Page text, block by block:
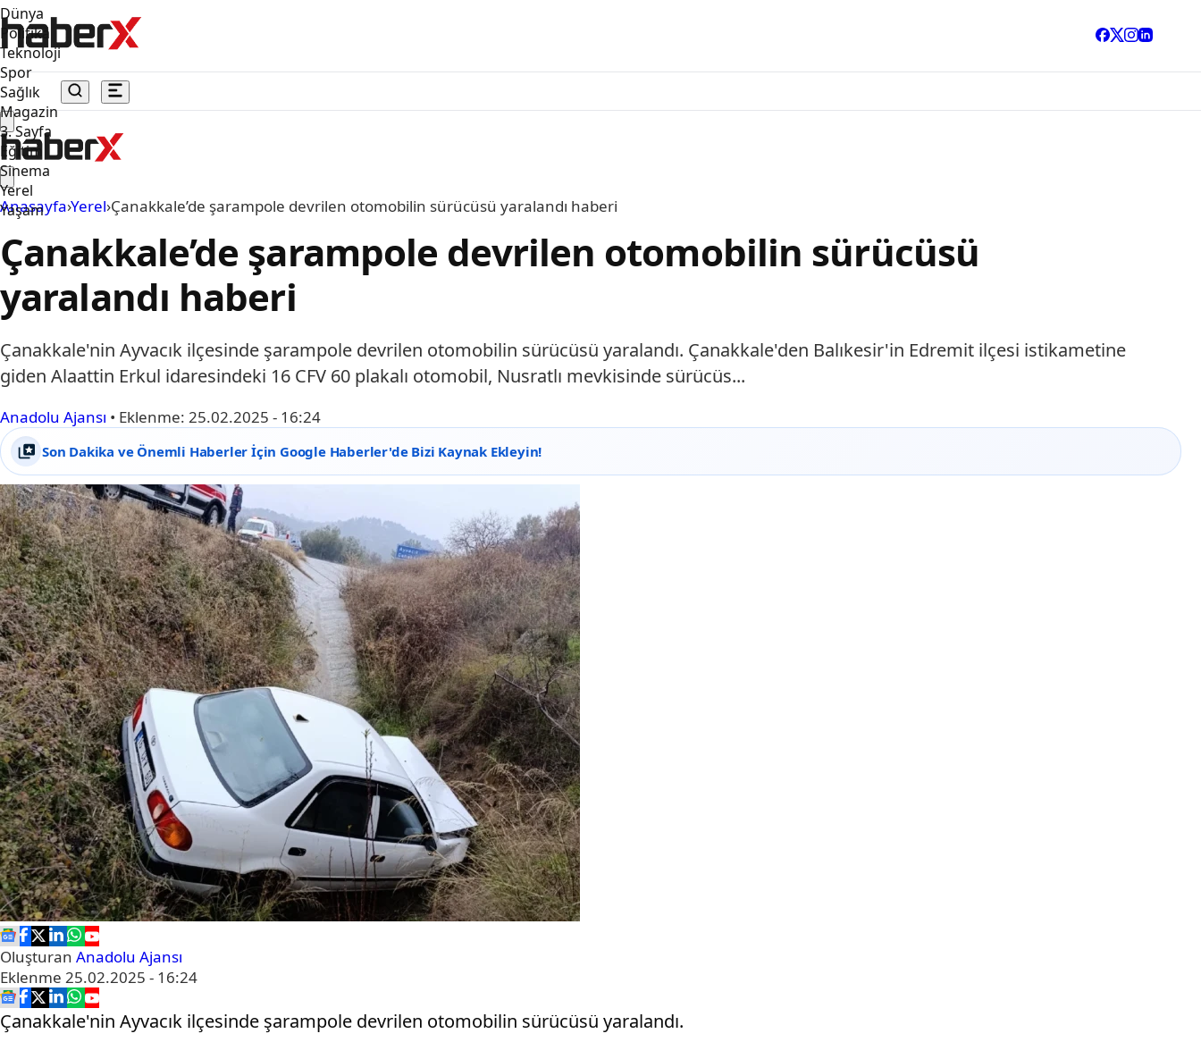
Dünya
Politika
Teknoloji
Spor
Sağlık
Magazin
3. Sayfa
Eğitim
Sinema
Yerel
Yaşam
Anasayfa›Yerel›Çanakkale’de şarampole devrilen otomobilin sürücüsü yaralandı haberi
Çanakkale’de şarampole devrilen otomobilin sürücüsü
yaralandı haberi
Çanakkale'nin Ayvacık ilçesinde şarampole devrilen otomobilin sürücüsü yaralandı. Çanakkale'den Balıkesir'in Edremit ilçesi istikametine
giden Alaattin Erkul idaresindeki 16 CFV 60 plakalı otomobil, Nusratlı mevkisinde sürücüs...
Anadolu Ajansı • Eklenme: 25.02.2025 - 16:24
Son Dakika ve Önemli Haberler İçin Google Haberler'de Bizi Kaynak Ekleyin!
Oluşturan Anadolu Ajansı
Eklenme 25.02.2025 - 16:24
Çanakkale'nin Ayvacık ilçesinde şarampole devrilen otomobilin sürücüsü yaralandı.